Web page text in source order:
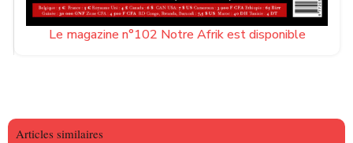
Le magazine n°102 Notre Afrik est disponible
Articles similaires